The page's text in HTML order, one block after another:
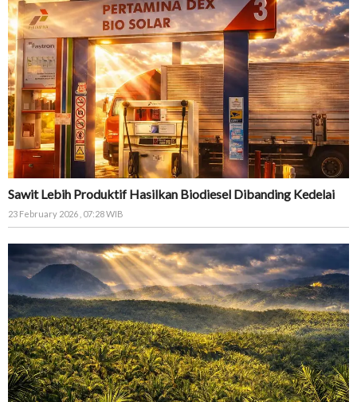
Sawit Lebih Produktif Hasilkan Biodiesel Dibanding Kedelai
23 February 2026 , 07:28 WIB